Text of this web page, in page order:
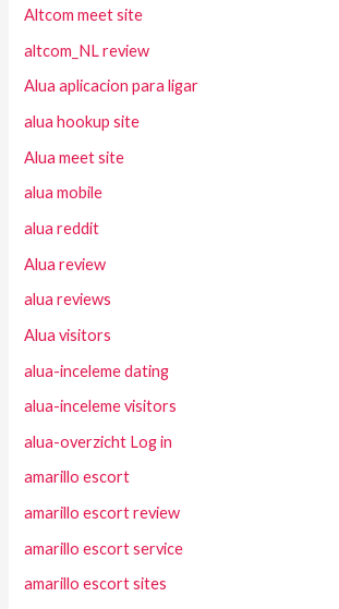
Altcom meet site
altcom_NL review
Alua aplicacion para ligar
alua hookup site
Alua meet site
alua mobile
alua reddit
Alua review
alua reviews
Alua visitors
alua-inceleme dating
alua-inceleme visitors
alua-overzicht Log in
amarillo escort
amarillo escort review
amarillo escort service
amarillo escort sites